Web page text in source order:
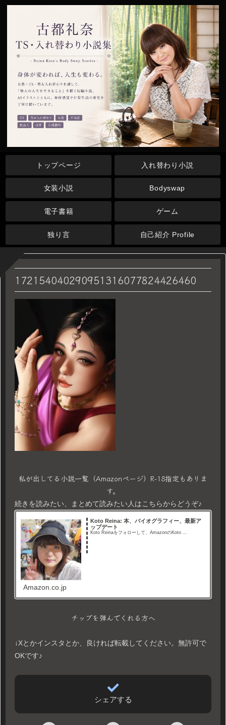
トップページ 入れ替わり小説
女装小説 Bodyswap
電子書籍 ゲーム
独り言 自己紹介 Profile
172154040290951316077824426460
私が出してる小説一覧（Amazonページ）R-18指定もありま
す。
続きを読みたい、まとめて読みたい人はこちらからどうぞ♪
Koto Reina: 本、バイオグラフィー、最新ア
ップデート
Koto Reinaをフォローして、AmazonのKoto ...
Amazon.co.jp
チップを弾んでくれる方へ
↓Xとかインスタとか、良ければ転載してください。無許可で
OKです♪
シェアする